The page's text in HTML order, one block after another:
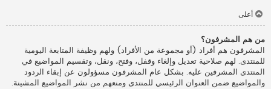
أعلى
من هم المشرفون؟
المشرفون هم أفراد (أو مجموعة من الأفراد) ولهم وظيفة المتابعة اليومية
للمنتدى. لهم صلاحية تعديل وإلغاء وقفل، وفتح، ونقل، وتقسيم المواضيع في
المنتدى المشرفين عليه. بشكل عام المشرفون مسؤولون عن إبقاء الردود
والمواضيع ضمن العنوان الرئيسي للمنتدى ومنعهم من نشر المواضيع المشينة.